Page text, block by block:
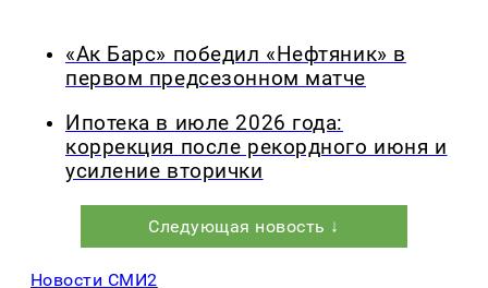
«Ак Барс» победил «Нефтяник» в
первом предсезонном матче
Ипотека в июле 2026 года:
коррекция после рекордного июня и
усиление вторички
Следующая новость ↓
Новости СМИ2